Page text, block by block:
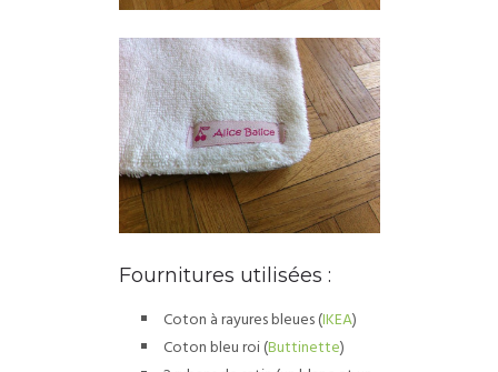
Fournitures utilisées :
Coton à rayures bleues (IKEA)
Coton bleu roi (Buttinette)